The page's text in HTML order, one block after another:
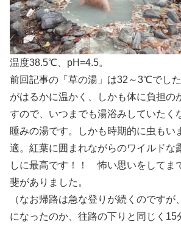
温度38.5℃、pH=4.5。
前回記事の「草の湯」は32～3℃でし
がはるかに温かく、しかも体に負担の
すので、いつまでも湯浴みしていたく
睡みの湯です。しかも時期的に虫もい
適。紅葉に囲まれながらのワイルドな
しに最高です！！ 怖い思いをしてま
斐がありました。
（なお帰路は急な登りが続くのですが
になったのか、往路の下りと同じく15